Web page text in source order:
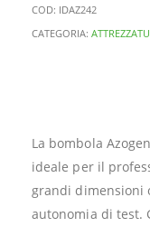
COD: IDAZ242
CATEGORIA:
La bombola
ideale per il
grandi dimensioni
autonomia di test.